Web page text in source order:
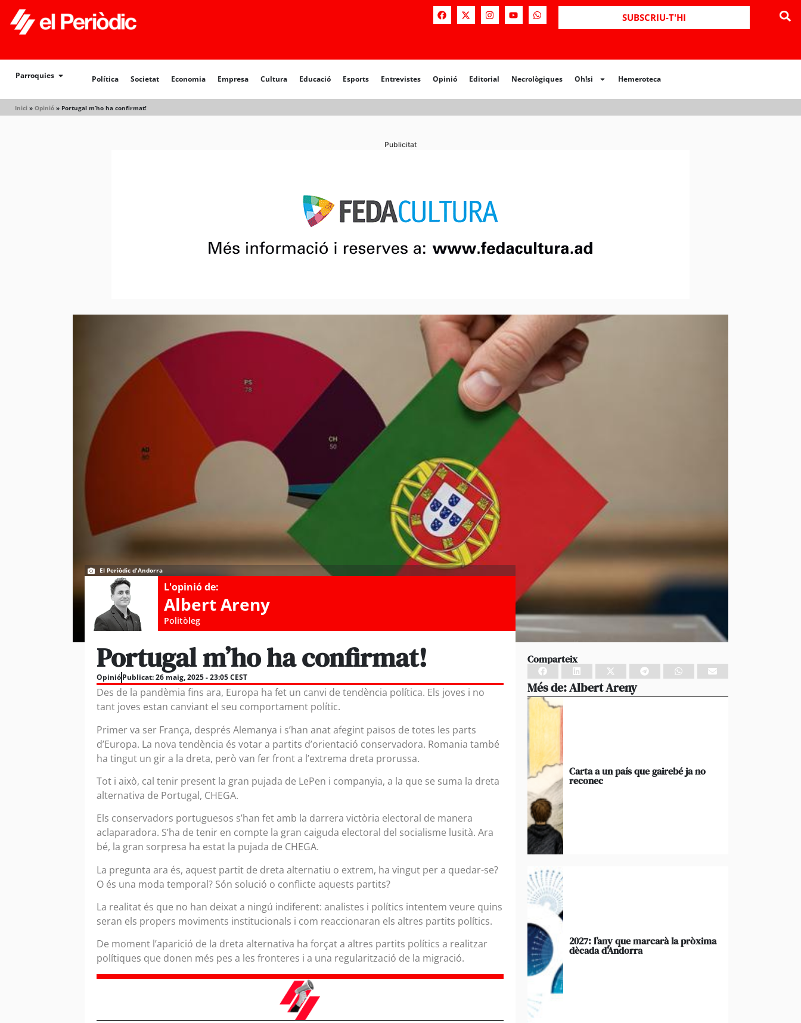
SUBSCRIU-T'HI
Parroquies Política Societat Economia Empresa Cultura Educació Esports Entrevistes Opinió Editorial Necrològiques Oh!si Hemeroteca
Inici » Opinió » Portugal m’ho ha confirmat!
Publicitat
El Periòdic d'Andorra
L'opinió de:
Albert Areny
Politòleg
Portugal m’ho ha confirmat!
OpinióPublicat:26 maig, 2025 - 23:05 CEST
Des de la pandèmia fins ara, Europa ha fet un canvi de tendència política. Els joves i no
tant joves estan canviant el seu comportament polític.
Primer va ser França, després Alemanya i s’han anat afegint països de totes les parts
d’Europa. La nova tendència és votar a partits d’orientació conservadora. Romania també
ha tingut un gir a la dreta, però van fer front a l’extrema dreta prorussa.
Tot i això, cal tenir present la gran pujada de LePen i companyia, a la que se suma la dreta
alternativa de Portugal, CHEGA.
Els conservadors portuguesos s’han fet amb la darrera victòria electoral de manera
aclaparadora. S’ha de tenir en compte la gran caiguda electoral del socialisme lusità. Ara
bé, la gran sorpresa ha estat la pujada de CHEGA.
La pregunta ara és, aquest partit de dreta alternatiu o extrem, ha vingut per a quedar-se?
O és una moda temporal? Són solució o conflicte aquests partits?
La realitat és que no han deixat a ningú indiferent: analistes i polítics intentem veure quins
seran els propers moviments institucionals i com reaccionaran els altres partits polítics.
De moment l’aparició de la dreta alternativa ha forçat a altres partits polítics a realitzar
polítiques que donen més pes a les fronteres i a una regularització de la migració.
Comparteix
Més de:Albert Areny
Carta a un país que gairebé ja no
reconec
2027: l’any que marcarà la pròxima
dècada d’Andorra